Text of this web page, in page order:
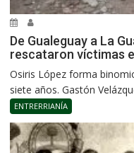
De Gualeguay a La
rescataron víctimas
Osiris López forma
siete años. Gastón
ENTRERRIANÍA